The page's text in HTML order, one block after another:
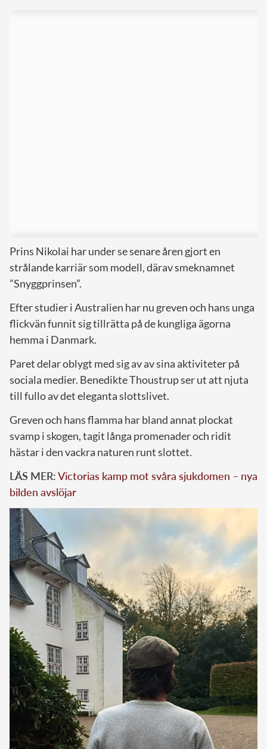
Prins Nikolai har under se senare åren gjort en
strålande karriär som modell, därav smeknamnet
”Snyggprinsen”.
Efter studier i Australien har nu greven och hans unga
flickvän funnit sig tillrätta på de kungliga ägorna
hemma i Danmark.
Paret delar oblygt med sig av av sina aktiviteter på
sociala medier. Benedikte Thoustrup ser ut att njuta
till fullo av det eleganta slottslivet.
Greven och hans flamma har bland annat plockat
svamp i skogen, tagit långa promenader och ridit
hästar i den vackra naturen runt slottet.
LÄS MER:Victorias kamp mot svåra sjukdomen – nya
bilden avslöjar